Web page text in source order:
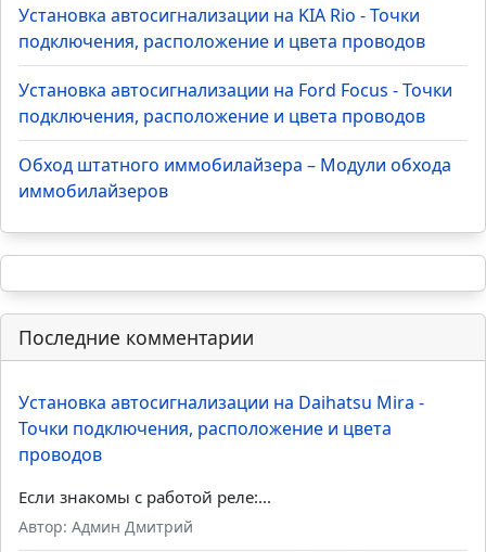
Установка автосигнализации на KIA Rio - Точки
подключения, расположение и цвета проводов
Установка автосигнализации на Ford Focus - Точки
подключения, расположение и цвета проводов
Обход штатного иммобилайзера – Модули обхода
иммобилайзеров
Последние комментарии
Установка автосигнализации на Daihatsu Mira -
Точки подключения, расположение и цвета
проводов
Если знакомы с работой реле:...
Автор: Админ Дмитрий